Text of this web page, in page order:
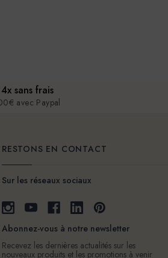
sans frais
avec Paypal
RESTONS EN CONTACT
Sur les réseaux sociaux
Abonnez-vous à notre newsletter
Recevez les dernières actualités sur les
nouveaux produits et les promotions à venir